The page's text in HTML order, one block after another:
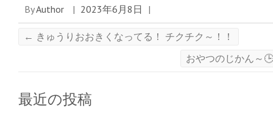
ByAuthor | 2023年6月8日 |
← きゅうりおおきくなってる！ チクチク～！！
おやつのじかん～
最近の投稿